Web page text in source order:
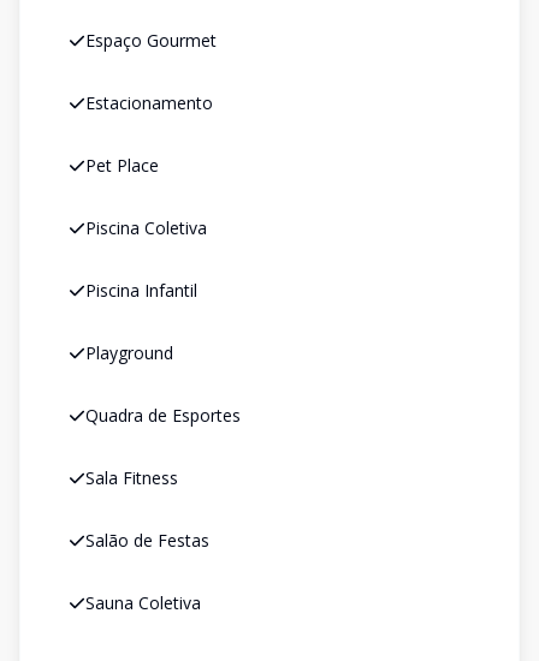
Espaço Gourmet
Estacionamento
Pet Place
Piscina Coletiva
Piscina Infantil
Playground
Quadra de Esportes
Sala Fitness
Salão de Festas
Sauna Coletiva